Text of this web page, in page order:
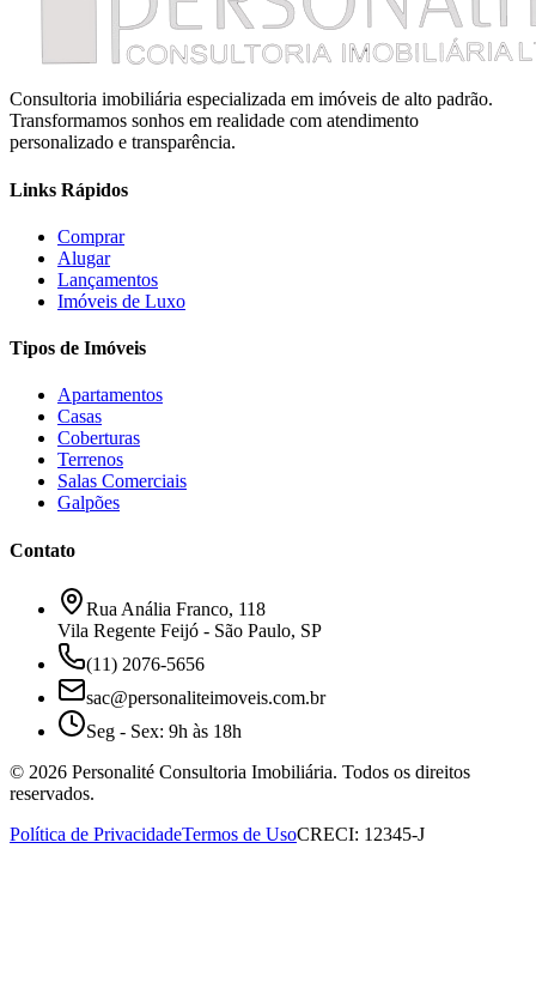
Consultoria imobiliária especializada em imóveis de alto padrão.
Transformamos sonhos em realidade com atendimento
personalizado e transparência.
Links Rápidos
Comprar
Alugar
Lançamentos
Imóveis de Luxo
Tipos de Imóveis
Apartamentos
Casas
Coberturas
Terrenos
Salas Comerciais
Galpões
Contato
Rua Anália Franco, 118
Vila Regente Feijó - São Paulo, SP
(11) 2076-5656
sac@personaliteimoveis.com.br
Seg - Sex: 9h às 18h
© 2026 Personalité Consultoria Imobiliária. Todos os direitos
reservados.
Política de PrivacidadeTermos de UsoCRECI: 12345-J